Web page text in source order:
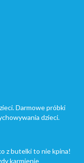
Darmowe próbki
dzieci.
z butelki to nie kpina!
karmienie